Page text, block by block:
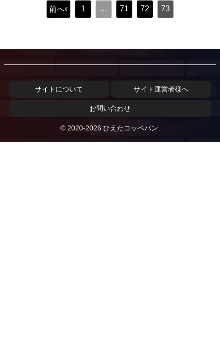
前へ 1 … 71 72 73
サイトについて サイト運営者様へ
お問い合わせ
© 2020-2026 ひえたコッペパン.